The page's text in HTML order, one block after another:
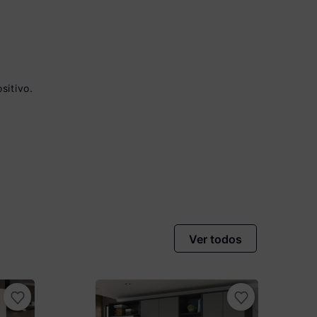
vista no Boleto
Ver todos